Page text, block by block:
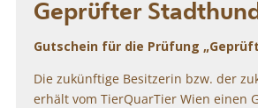
Geprüfter
Gutschein für die Prüfung
Die zukünftige Besitzerin bzw. der
erhält vom TierQuarTier Wien einen